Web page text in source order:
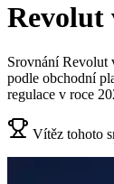
Revolut
Srovnání Revolut
podle obchodní
regulace v roce
Vítěz tohoto